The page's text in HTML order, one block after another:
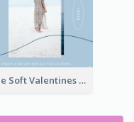
Blue Soft Valentines Day Limited Sale Instagram Post